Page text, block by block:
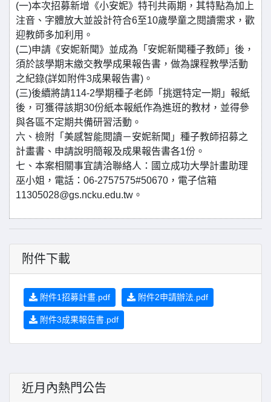
(一)本次招募新增《小安妮》特刊共兩期，其特點為加上
注音、字體放大並設計符合6至10歲學童之閱讀需求，歡
迎教師多加利用。
(二)申請《安妮新聞》並成為「安妮新聞種子教師」後，
須於該學期末繳交教學成果報告書，做為課程教學活動
之紀錄(詳如附件3成果報告書)。
(三)後續將請114-2學期種子老師「挑選特定一期」報紙
後，可獲得該期30份紙本報紙作為進班的教材，並得參
與各區不定期共備研習活動。
六、檢附「美感智能閱讀－安妮新聞」種子教師招募之
計畫書、申請說明簡報及成果報告書各1份。
七、本案相關事宜請洽聯絡人：國立成功大學計畫助理
巫小姐，電話：06-2757575#50670，電子信箱
11305028@gs.ncku.edu.tw。
附件下載
附件1招募計畫.pdf 附件2申請辦法.pdf
附件3成果報告書.pdf
近月內熱門公告